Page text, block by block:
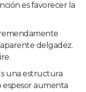
es favorecer la
delgadez.
una estructura
espesor aumenta